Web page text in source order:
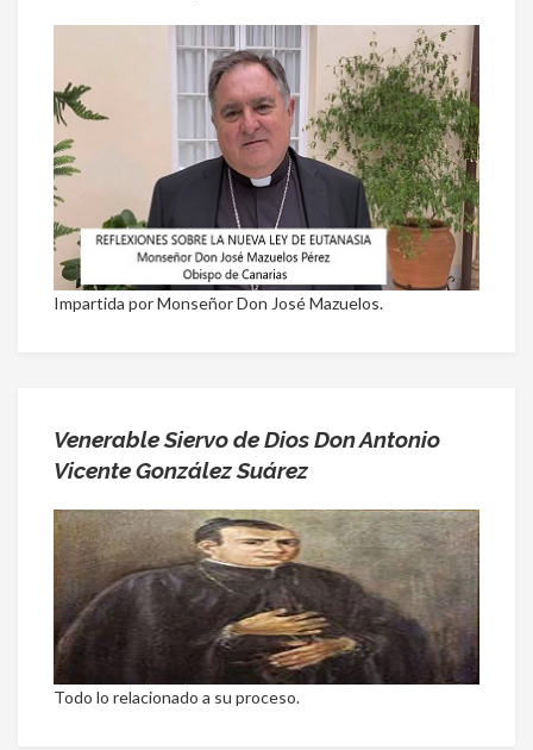
Impartida por Monseñor Don José Mazuelos.
Venerable Siervo de Dios Don Antonio
Vicente González Suárez
Todo lo relacionado a su proceso.